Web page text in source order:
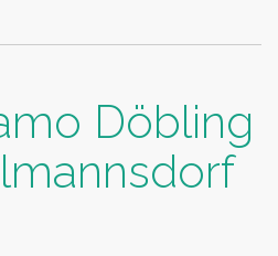
Döbling